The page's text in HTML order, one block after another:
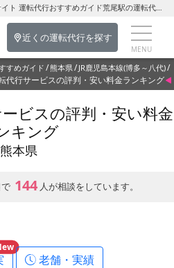
全国の運転代行業者のポータルナビサイト 運転代行おすすめガイド荒尾駅の運転代行を探す-熊本県の運転代行
近くの運転代行を探す
すめガイド 熊本県 JR鹿児島本線(博多～八代)
代行サービスの評判・安い料金ランキング
ビスの評判・安い料金
キング
熊本県
144 人が相談をしています。
老舗・実績